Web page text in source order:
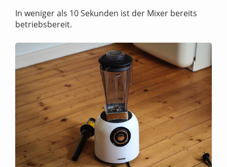
In weniger als 10 Sekunden ist der Mixer bereits
betriebsbereit.